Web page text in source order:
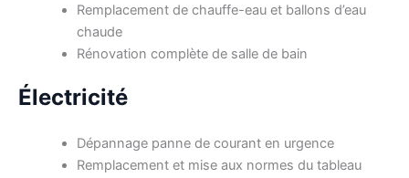
Remplacement de chauffe-eau et ballons d’eau
chaude
Rénovation complète de salle de bain
Électricité
Dépannage panne de courant en urgence
Remplacement et mise aux normes du tableau